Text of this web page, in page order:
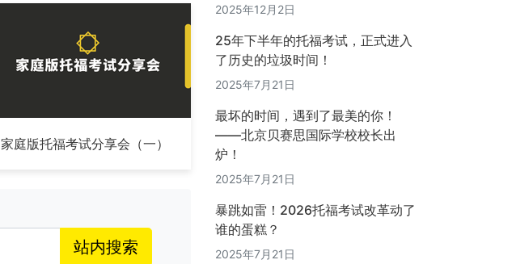
家庭版托福考试分享会（一）
站内搜索
2025年12月2日
25年下半年的托福考试，正式进入
了历史的垃圾时间！
2025年7月21日
最坏的时间，遇到了最美的你！
——北京贝赛思国际学校校长出
炉！
2025年7月21日
暴跳如雷！2026托福考试改革动了
谁的蛋糕？
2025年7月21日